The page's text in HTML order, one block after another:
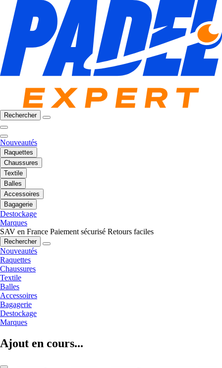
Rechercher
Nouveautés
Raquettes
Chaussures
Textile
Balles
Accessoires
Bagagerie
Destockage
Marques
SAV en France Paiement sécurisé Retours faciles
Rechercher
Nouveautés
Raquettes
Chaussures
Textile
Balles
Accessoires
Bagagerie
Destockage
Marques
Ajout en cours...